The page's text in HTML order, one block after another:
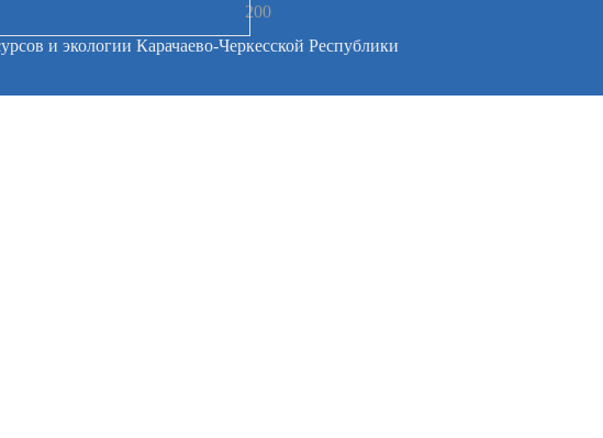
200
и экологии Карачаево-Черкесской Республики